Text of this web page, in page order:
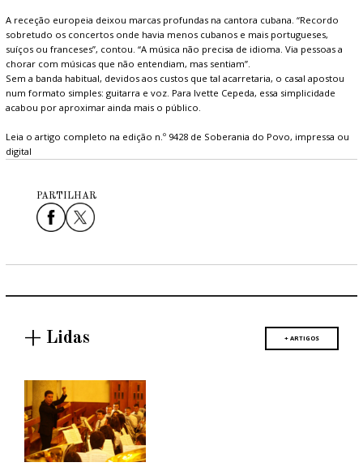
A receção europeia deixou marcas profundas na cantora cubana. “Recordo
sobretudo os concertos onde havia menos cubanos e mais portugueses,
suíços ou franceses”, contou. “A música não precisa de idioma. Via pessoas a
chorar com músicas que não entendiam, mas sentiam”.
Sem a banda habitual, devidos aos custos que tal acarretaria, o casal apostou
num formato simples: guitarra e voz. Para Ivette Cepeda, essa simplicidade
acabou por aproximar ainda mais o público.
Leia o artigo completo na edição n.º 9428 de Soberania do Povo, impressa ou
digital
PARTILHAR
+ Lidas + ARTIGOS